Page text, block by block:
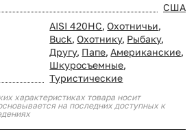
США
AISI 420HC, Охотничьи,
Buck, Охотнику, Рыбаку,
Другу, Папе, Американские,
Шкуросъемные,
Туристические
характеристиках товара носит
на последних доступных к